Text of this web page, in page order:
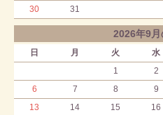
30
31
2026年9月
日 月 火 水
1
2
6
7 8 9
13
14 15 16